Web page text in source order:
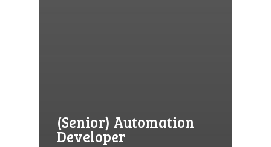
(Senior) Automation
Developer